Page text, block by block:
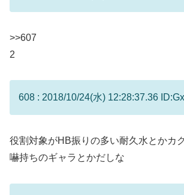
>>607
2
608 : 2018/10/24(水) 12:28:37.36
役割対象がHB振りの多い耐久水とかカ
嚇持ちのギャラとかだしな